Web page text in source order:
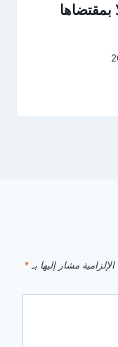
بمقتضاها
مشار إليها بـ *